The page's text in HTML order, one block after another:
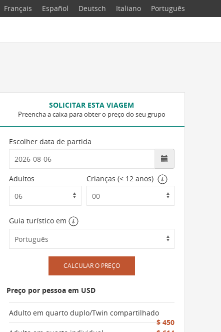
Français Español Deutsch Italiano Português
SOLICITAR ESTA VIAGEM
Preencha a caixa para obter o preço do seu grupo
Escolher data de partida
Adultos Crianças (< 12 anos)
Guia turístico em
CALCULAR O PREÇO
Preço por pessoa em USD
Adulto em quarto duplo/Twin compartilhado
$ 450